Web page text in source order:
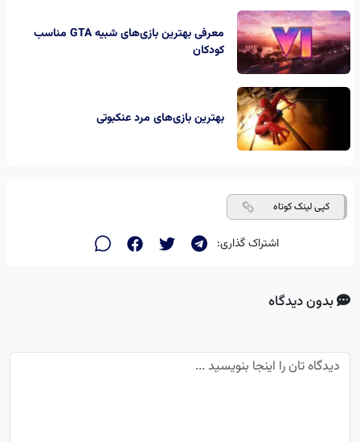
معرفی بهترین بازی‌های شبیه GTA مناسب
کودکان
بهترین بازی‌های مرد عنکبوتی
کپی لینک کوتاه
اشتراک گذاری:
بدون دیدگاه